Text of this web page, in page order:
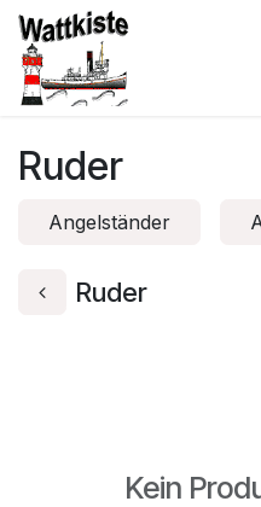
Zum Inhalt springen
Ruder
Angelständer
Ruder
Kein